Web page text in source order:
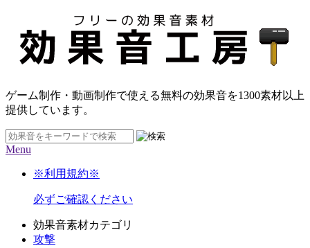
ゲーム制作・動画制作で使える無料の効果音を1300素材以上
提供しています。
Menu
※利用規約※
必ずご確認ください
効果音素材カテゴリ
攻撃